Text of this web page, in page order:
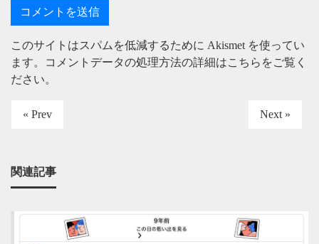
このサイトはスパムを低減するために Akismet を使ってい
ます。
コメントデータの処理方法の詳細はこちらをご覧く
ださい。
« Prev Next »
関連記事